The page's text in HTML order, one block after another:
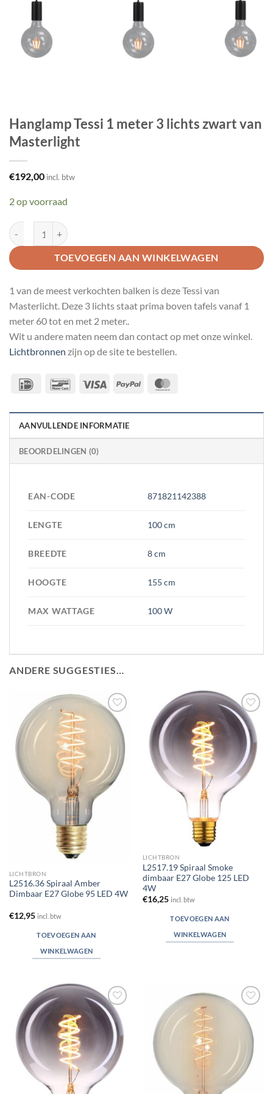
Hanglamp Tessi 1 meter 3 lichts zwart van
Masterlight
€192,00 incl. btw
2 op voorraad
Hanglamp Tessi 1 meter 3 lichts zwart van Masterlight aantal
TOEVOEGEN AAN WINKELWAGEN
1 van de meest verkochten balken is deze Tessi van
Masterlicht. Deze 3 lichts staat prima boven tafels vanaf 1
meter 60 tot en met 2 meter..
Wit u andere maten neem dan contact op met onze winkel.
Lichtbronnen zijn op de site te bestellen.
IDeal Bancontact
Visa PayPal
AANVULLENDE INFORMATIE
BEOORDELINGEN (0)
EAN-CODE 871821142388
LENGTE 100 cm
BREEDTE 8 cm
HOOGTE 155 cm
MAX WATTAGE 100 W
ANDERE SUGGESTIES…
Toevoegen
verlanglijst
LICHTBRON
L2516.36 Spiraal Amber
Dimbaar E27 Globe 95 LED 4W
€12,95 incl. btw
TOEVOEGEN AAN
WINKELWAGEN
Toevoegen
aan
verlanglijst
LICHTBRON
L2517.19 Spiraal Smoke
dimbaar E27 Globe 125 LED
4W
€16,25 incl. btw
TOEVOEGEN AAN
WINKELWAGEN
Toevoegen
aan
verlanglijst
Toevoegen
verlanglijst